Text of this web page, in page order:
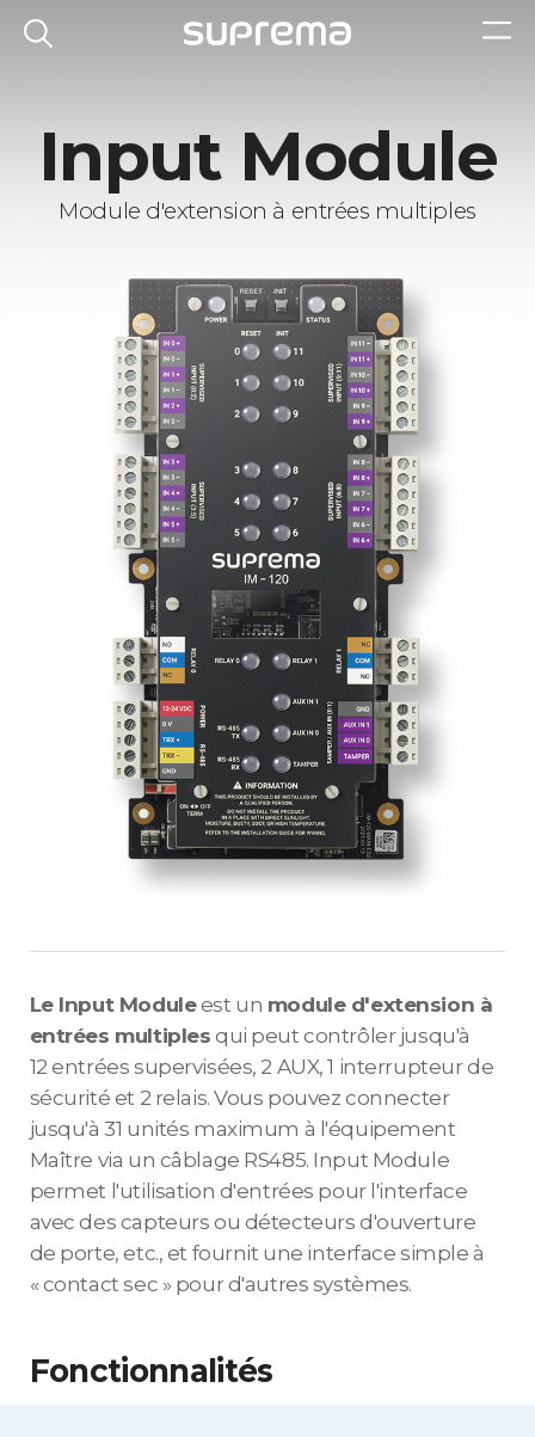
Input Module
Module d'extension à entrées multiples
Le Input Moduleest un module d'extension à
entrées multiples qui peut contrôler jusqu'à
12 entrées supervisées, 2 AUX, 1 interrupteur de
sécurité et 2 relais. Vous pouvez connecter
jusqu'à 31 unités maximum à l'équipement
Maître via un câblage RS485. Input Module
permet l'utilisation d'entrées pour l'interface
avec des capteurs ou détecteurs d'ouverture
de porte, etc., et fournit une interface simple à
« contact sec » pour d'autres systèmes.
Fonctionnalités